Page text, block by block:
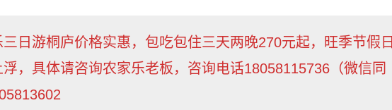
日游桐庐价格实惠，包吃包住三天两晚270元起，旺季节假日
，具体请咨询农家乐老板，咨询电话18058115736（微信同